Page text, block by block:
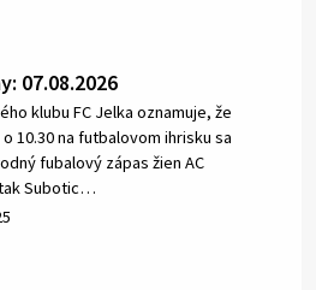
07.08.2026
klubu FC Jelka oznamuje, že
10.30 na futbalovom ihrisku sa
fubalový zápas žien AC
Subotic…